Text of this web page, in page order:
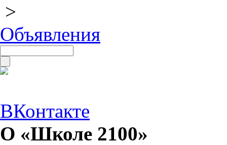
>
Объявления
ВКонтакте
О «Школе 2100»